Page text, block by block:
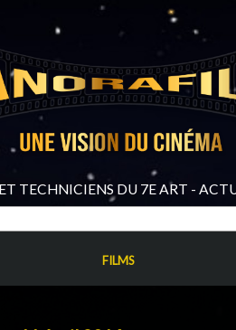
TECHNICIENS DU 7E ART -
FILMS